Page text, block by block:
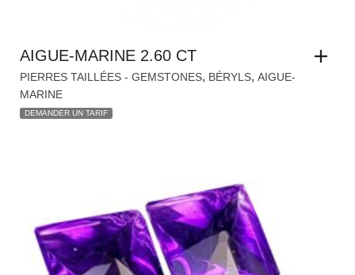
AIGUE-MARINE 2.60 CT
PIERRES TAILLÉES - GEMSTONES, BÉRYLS, AIGUE-
MARINE
DEMANDER UN TARIF